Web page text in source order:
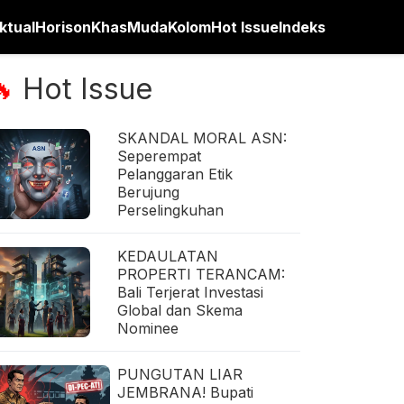
HorisonKhasMudaKolomHot IssueIndeks
Hot Issue
SKANDAL MORAL ASN:
Seperempat
Pelanggaran Etik
Berujung
Perselingkuhan
KEDAULATAN
PROPERTI TERANCAM:
Bali Terjerat Investasi
Global dan Skema
Nominee
PUNGUTAN LIAR
JEMBRANA! Bupati